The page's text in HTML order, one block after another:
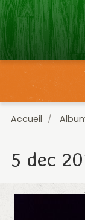
Accueil
5 dec